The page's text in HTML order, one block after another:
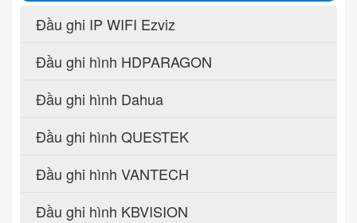
Đầu ghi IP WIFI Ezviz
Đầu ghi hình HDPARAGON
Đầu ghi hình Dahua
Đầu ghi hình QUESTEK
Đầu ghi hình VANTECH
Đầu ghi hình KBVISION